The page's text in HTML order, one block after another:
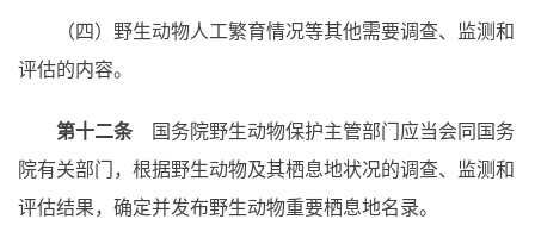
（四）野生动物人工繁育情况等其他需要调查、监测和
评估的内容。
第十二条 国务院野生动物保护主管部门应当会同国务
院有关部门，根据野生动物及其栖息地状况的调查、监测和
评估结果，确定并发布野生动物重要栖息地名录。